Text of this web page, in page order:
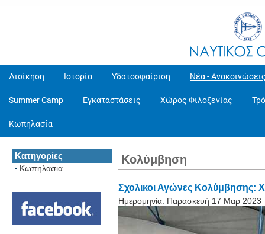
Διοίκηση Ιστορία Υδατοσφαίριση Νέα -
Summer Camp Εγκαταστάσεις Χώρος Φιλοξενίας
Κωπηλασία
Κατηγορίες
Κωπηλασια
Κολύμβηση
Σχολικοι Αγώνες Κολύμβησης:
Ημερομηνία: Παρασκευή 17 Μαρ 2023